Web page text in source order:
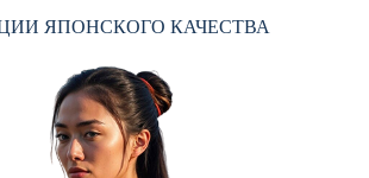
ЯПОНСКОГО КАЧЕСТВА